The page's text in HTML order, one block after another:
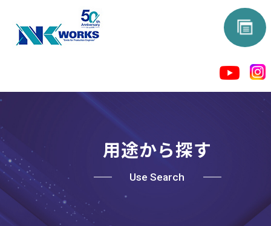
用途から探す
Use Search